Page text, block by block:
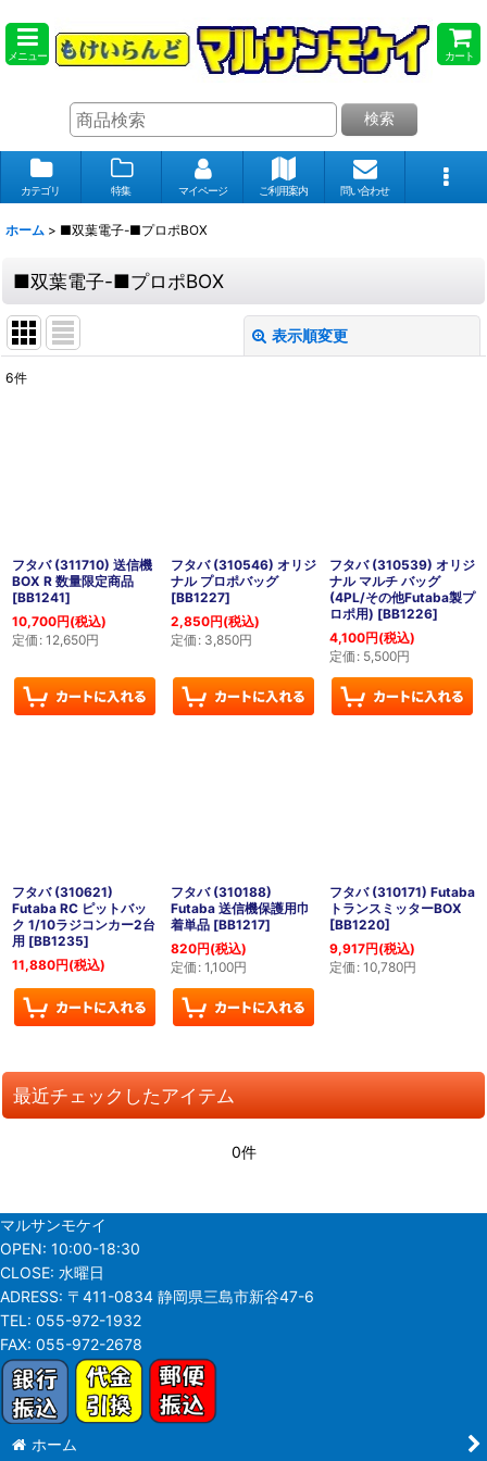
メニュー カート
検索
カテゴリ 特集 マイページ ご利用案内 問い合わせ
ホーム > ■双葉電子-■プロポBOX
■双葉電子-■プロポBOX
表示順変更
6件
フタバ (311710) 送信機
BOX R 数量限定商品
[BB1241]
10,700円(税込)
定価 : 12,650円
フタバ (310546) オリジ
ナル プロポバッグ
[BB1227]
2,850円(税込)
定価 : 3,850円
フタバ (310539) オリジ
ナル マルチ バッグ
(4PL/その他Futaba製プ
ロポ用) [BB1226]
4,100円(税込)
定価 : 5,500円
フタバ (310621)
Futaba RC ピットバッ
ク 1/10ラジコンカー2台
用 [BB1235]
11,880円(税込)
フタバ (310188)
Futaba 送信機保護用巾
着単品 [BB1217]
820円(税込)
定価 : 1,100円
フタバ (310171) Futaba
トランスミッターBOX
[BB1220]
9,917円(税込)
定価 : 10,780円
最近チェックしたアイテム
0件
マルサンモケイ
OPEN: 10:00-18:30
CLOSE: 水曜日
ADRESS: 〒411-0834 静岡県三島市新谷47-6
TEL: 055-972-1932
FAX: 055-972-2678
ホーム